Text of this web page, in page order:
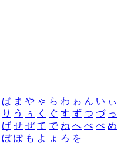
ぱ ま や ゃ ら わ ゎ ん い ぃ
り う ぅ く ぐ す ず つ づ っ
げ せ ぜ て で ね へ べ ぺ め
ぼ ぽ も よ ょ ろ を